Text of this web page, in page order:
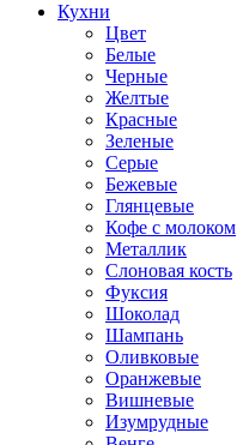
Кухни
Цвет
Белые
Черные
Желтые
Красные
Зеленые
Серые
Бежевые
Глянцевые
Кофе с молоком
Металлик
Слоновая кость
Фуксия
Шоколад
Шампань
Оливковые
Оранжевые
Вишневые
Изумрудные